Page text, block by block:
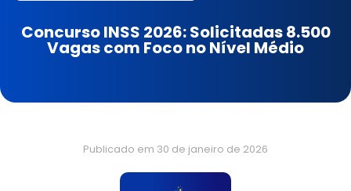
Concurso INSS 2026: Solicitadas 8.500
Vagas com Foco no Nível Médio
Publicado em 30 de janeiro de 2026